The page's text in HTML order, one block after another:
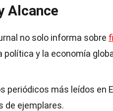
Alcance
no solo informa sobre
política y la economía
periódicos más leídos en
de ejemplares.